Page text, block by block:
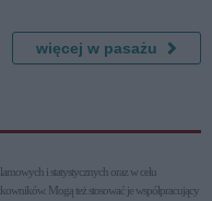
więcej w pasażu
i statystycznych oraz w celu
Mogą też stosować je współpracujący